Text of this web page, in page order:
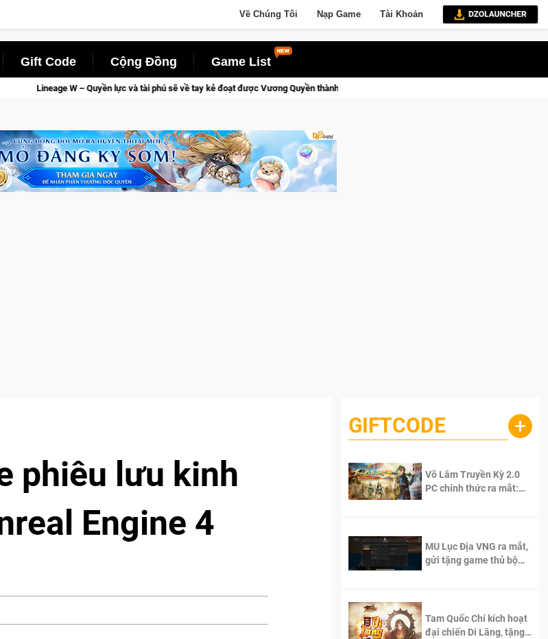
Về Chúng Tôi Nạp Game Tài Khoản
Gift Code Cộng Đồng Game List
phú sẽ về tay kẻ đoạt được Vương Quyền thành Kent sắp tới! Trial Xtreme Freedom – Game đua xe mô tô PvP sở hữu
phiêu lưu kinh
Engine 4
GIFTCODE +
Võ Lâm Truyền Kỳ 2.0
PC chính thức ra mắt:
MU Lục Địa VNG ra mắt,
gửi tặng game thủ bộ
Tam Quốc Chí kích hoạt
đại chiến Di Lăng, tặng